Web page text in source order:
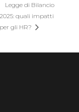
Legge di Bilancio
2025: quali impatti
per gli HR?